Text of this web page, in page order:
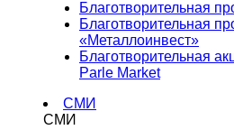
Благотворительная
Благотворительная
«Металлоинвест»
Благотворительная
Parle Market
СМИ
СМИ